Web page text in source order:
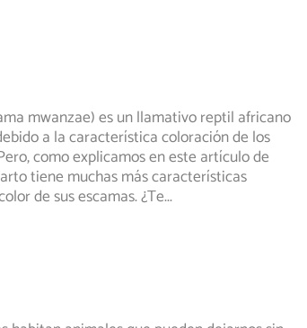
mwanzae) es un llamativo reptil africano
a la característica coloración de los
como explicamos en este artículo de
tiene muchas más características
de sus escamas. ¿Te...